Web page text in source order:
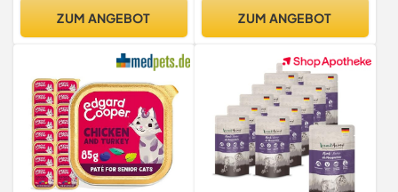
hoher Verdaulichkeit ohne
Nebenerzeugnisse
ZUM ANGEBOT ZUM ANGEBOT